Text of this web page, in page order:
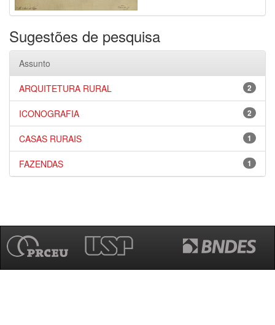
Sugestões de pesquisa
Assunto
2
ARQUITETURA RURAL
2
ICONOGRAFIA
1
CASAS RURAIS
1
FAZENDAS